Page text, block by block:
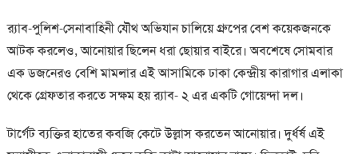
র‍্যাব-পুলিশ-সেনাবাহিনী যৌথ অভিযান চালিয়ে গ্রুপের বেশ কয়েকজনকে
আটক করলেও, আনোয়ার ছিলেন ধরা ছোয়ার বাইরে। অবশেষে সোমবার
এক ডজনেরও বেশি মামলার এই আসামিকে ঢাকা কেন্দ্রীয় কারাগার এলাকা
থেকে গ্রেফতার করতে সক্ষম হয় র‍্যাব- ২ এর একটি গোয়েন্দা দল।
টার্গেট ব্যক্তির হাতের কবজি কেটে উল্লাস করতেন আনোয়ার। দুর্ধর্ষ এই